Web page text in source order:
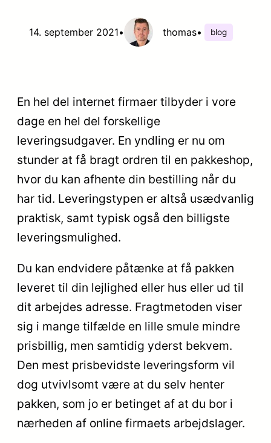
14. september 2021• thomas• blog
En hel del internet firmaer tilbyder i vore
dage en hel del forskellige
leveringsudgaver. En yndling er nu om
stunder at få bragt ordren til en pakkeshop,
hvor du kan afhente din bestilling når du
har tid. Leveringstypen er altså usædvanlig
praktisk, samt typisk også den billigste
leveringsmulighed.
Du kan endvidere påtænke at få pakken
leveret til din lejlighed eller hus eller ud til
dit arbejdes adresse. Fragtmetoden viser
sig i mange tilfælde en lille smule mindre
prisbillig, men samtidig yderst bekvem.
Den mest prisbevidste leveringsform vil
dog utvivlsomt være at du selv henter
pakken, som jo er betinget af at du bor i
nærheden af online firmaets arbejdslager.